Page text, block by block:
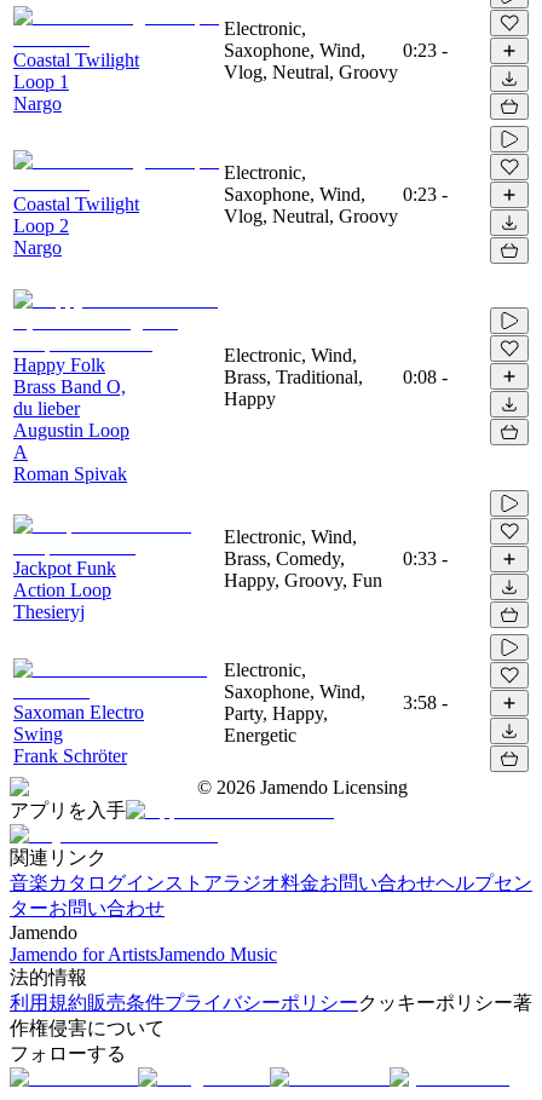
Coastal Twilight
Loop 1
Nargo
Electronic,
Saxophone, Wind,
Vlog, Neutral, Groovy
0:23 -
Coastal Twilight
Loop 2
Nargo
Electronic,
Saxophone, Wind,
Vlog, Neutral, Groovy
0:23 -
Happy Folk
Brass Band O,
du lieber
Augustin Loop
A
Roman Spivak
Electronic, Wind,
Brass, Traditional,
Happy
0:08 -
Jackpot Funk
Action Loop
Thesieryj
Electronic, Wind,
Brass, Comedy,
Happy, Groovy, Fun
0:33 -
Saxoman Electro
Swing
Frank Schröter
Electronic,
Saxophone, Wind,
Party, Happy,
Energetic
3:58 -
© 2026 Jamendo Licensing
アプリを入手
関連リンク
音楽カタログインストアラジオ料金お問い合わせヘルプセン
ターお問い合わせ
Jamendo
Jamendo for ArtistsJamendo Music
法的情報
利用規約販売条件プライバシーポリシークッキーポリシー著
作権侵害について
フォローする